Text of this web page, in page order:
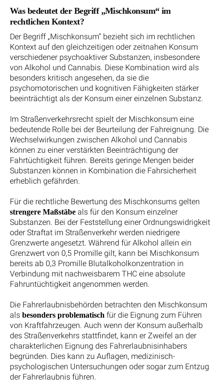
Was bedeutet der Begriff „Mischkonsum“ im
rechtlichen Kontext?
Der Begriff „Mischkonsum“ bezieht sich im rechtlichen
Kontext auf den gleichzeitigen oder zeitnahen Konsum
verschiedener psychoaktiver Substanzen, insbesondere
von Alkohol und Cannabis. Diese Kombination wird als
besonders kritisch angesehen, da sie die
psychomotorischen und kognitiven Fähigkeiten stärker
beeinträchtigt als der Konsum einer einzelnen Substanz.
Im Straßenverkehrsrecht spielt der Mischkonsum eine
bedeutende Rolle bei der Beurteilung der Fahreignung. Die
Wechselwirkungen zwischen Alkohol und Cannabis
können zu einer verstärkten Beeinträchtigung der
Fahrtüchtigkeit führen. Bereits geringe Mengen beider
Substanzen können in Kombination die Fahrsicherheit
erheblich gefährden.
Für die rechtliche Bewertung des Mischkonsums gelten
strengere Maßstäbe als für den Konsum einzelner
Substanzen. Bei der Feststellung einer Ordnungswidrigkeit
oder Straftat im Straßenverkehr werden niedrigere
Grenzwerte angesetzt. Während für Alkohol allein ein
Grenzwert von 0,5 Promille gilt, kann bei Mischkonsum
bereits ab 0,3 Promille Blutalkoholkonzentration in
Verbindung mit nachweisbarem THC eine absolute
Fahruntüchtigkeit angenommen werden.
Die Fahrerlaubnisbehörden betrachten den Mischkonsum
als besonders problematisch für die Eignung zum Führen
von Kraftfahrzeugen. Auch wenn der Konsum außerhalb
des Straßenverkehrs stattfindet, kann er Zweifel an der
charakterlichen Eignung des Fahrerlaubnisinhabers
begründen. Dies kann zu Auflagen, medizinisch-
psychologischen Untersuchungen oder sogar zum Entzug
der Fahrerlaubnis führen.